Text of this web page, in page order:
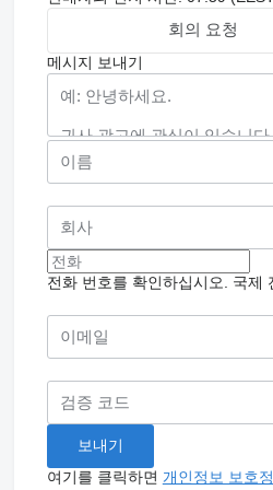
회의 요청
메시지 보내기
전화 번호를 확인하십시오. 국제
여기를 클릭하면 개인정보 보호